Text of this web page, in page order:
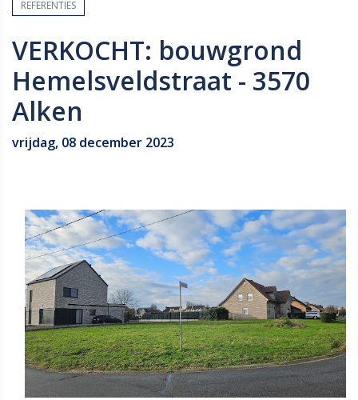
REFERENTIES
VERKOCHT: bouwgrond
Hemelsveldstraat - 3570
Alken
vrijdag, 08 december 2023